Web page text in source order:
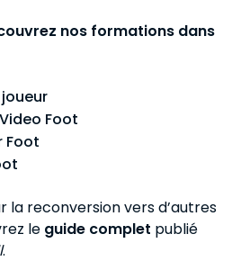
nos formations dans
Foot
Foot
la reconversion vers d’autres
le guide complet publié
.